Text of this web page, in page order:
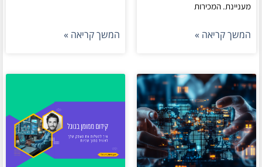
מעניינת. המכירות
המשך קריאה » המשך קריאה »